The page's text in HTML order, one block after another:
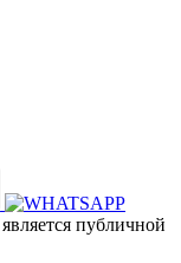
публичной